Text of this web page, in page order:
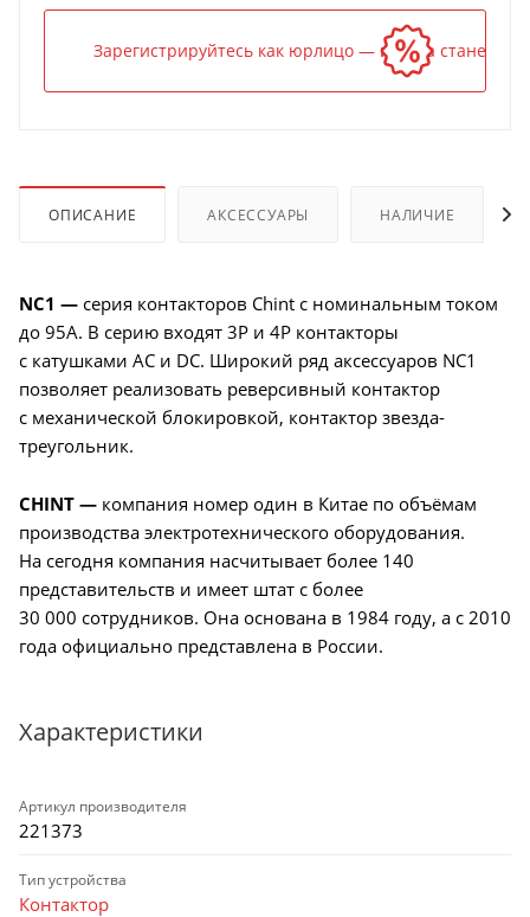
Зарегистрируйтесь как юрлицо — и цена станет
ОПИСАНИЕ АКСЕССУАРЫ НАЛИЧИЕ
NС1 — серия контакторов Chint с номинальным током
до 95А. В серию входят 3P и 4P контакторы
с катушками AC и DC. Широкий ряд аксессуаров NС1
позволяет реализовать реверсивный контактор
с механической блокировкой, контактор звезда-
треугольник.
CHINT — компания номер один в Китае по объёмам
производства электротехнического оборудования.
На сегодня компания насчитывает более 140
представительств и имеет штат с более
30 000 сотрудников. Она основана в 1984 году, а с 2010
года официально представлена в России.
Характеристики
Артикул производителя
221373
Тип устройства
Контактор